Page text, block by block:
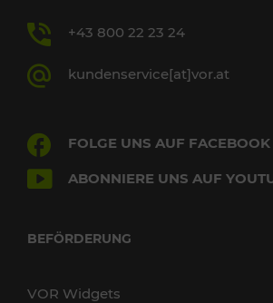
+43 800 22 23 24
kundenservice[at]vor.at
FOLGE UNS AUF FACEBOOK
ABONNIERE UNS AUF
BEFÖRDERUNG
VOR Widgets